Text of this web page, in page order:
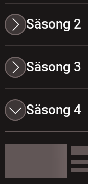
Säsong 2
Säsong 3
Säsong 4